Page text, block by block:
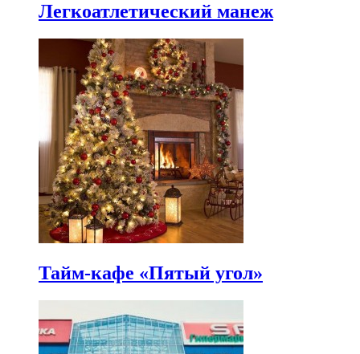
Легкоатлетический манеж
Тайм-кафе «Пятый угол»